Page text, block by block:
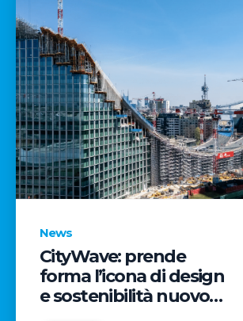
News
CityWave: prende
forma l’icona di design
e sostenibilità nuovo